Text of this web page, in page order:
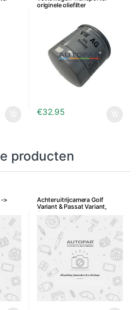
originele oliefilter
€32.95
producten
->
Achteruitrijcamera Golf
Variant & Passat Variant,
Sharan